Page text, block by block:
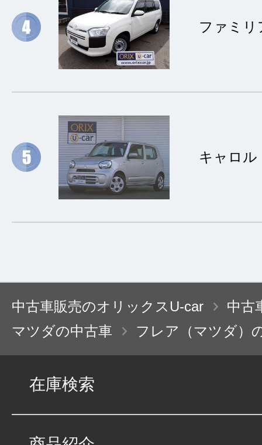
ファミリ
キャロル
中古車販売のオリックスU-car
中古
マツダの中古車
フレア（マツダ）
在庫検索